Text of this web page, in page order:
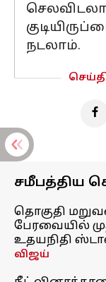
நடலாம்.
சமீபத்திய
தொகுதி
பேரவையில்
உதயநிதி
விஜய்